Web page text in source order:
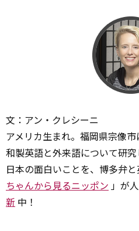
文：アン・クレシーニ
アメリカ生まれ。福岡県宗像
和製英語と外来語について研
日本の面白いことを、博多弁
ちゃんから見るニッポン 」が
新 中！